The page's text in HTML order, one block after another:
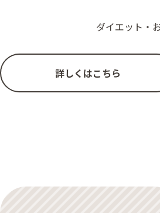
ダイエット・
詳しくはこちら